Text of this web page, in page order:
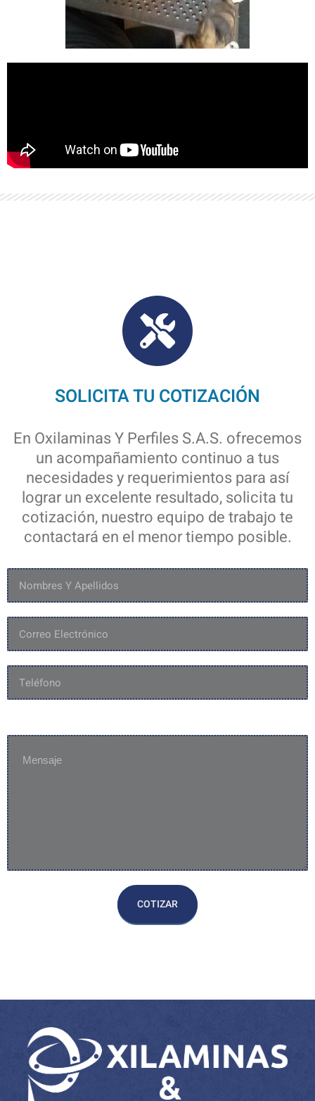
SOLICITA TU COTIZACIÓN
En Oxilaminas Y Perfiles S.A.S. ofrecemos
un acompañamiento continuo a tus
necesidades y requerimientos para así
lograr un excelente resultado, solicita tu
cotización, nuestro equipo de trabajo te
contactará en el menor tiempo posible.